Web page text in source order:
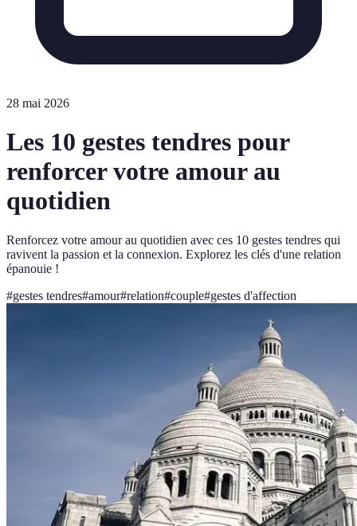
28 mai 2026
Les 10 gestes tendres pour
renforcer votre amour au
quotidien
Renforcez votre amour au quotidien avec ces 10 gestes tendres qui
ravivent la passion et la connexion. Explorez les clés d'une relation
épanouie !
#gestes tendres#amour#relation#couple#gestes d'affection